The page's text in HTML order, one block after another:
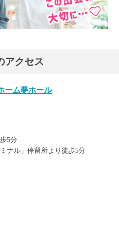
アクセス
ーム夢ホール
5分
ナル」停留所より徒歩5分